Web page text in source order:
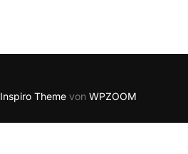
Inspiro Theme von WPZOOM